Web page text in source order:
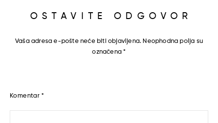
OSTAVITE ODGOVOR
Vaša adresa e-pošte neće biti objavljena. Neophodna polja su
označena*
Komentar *